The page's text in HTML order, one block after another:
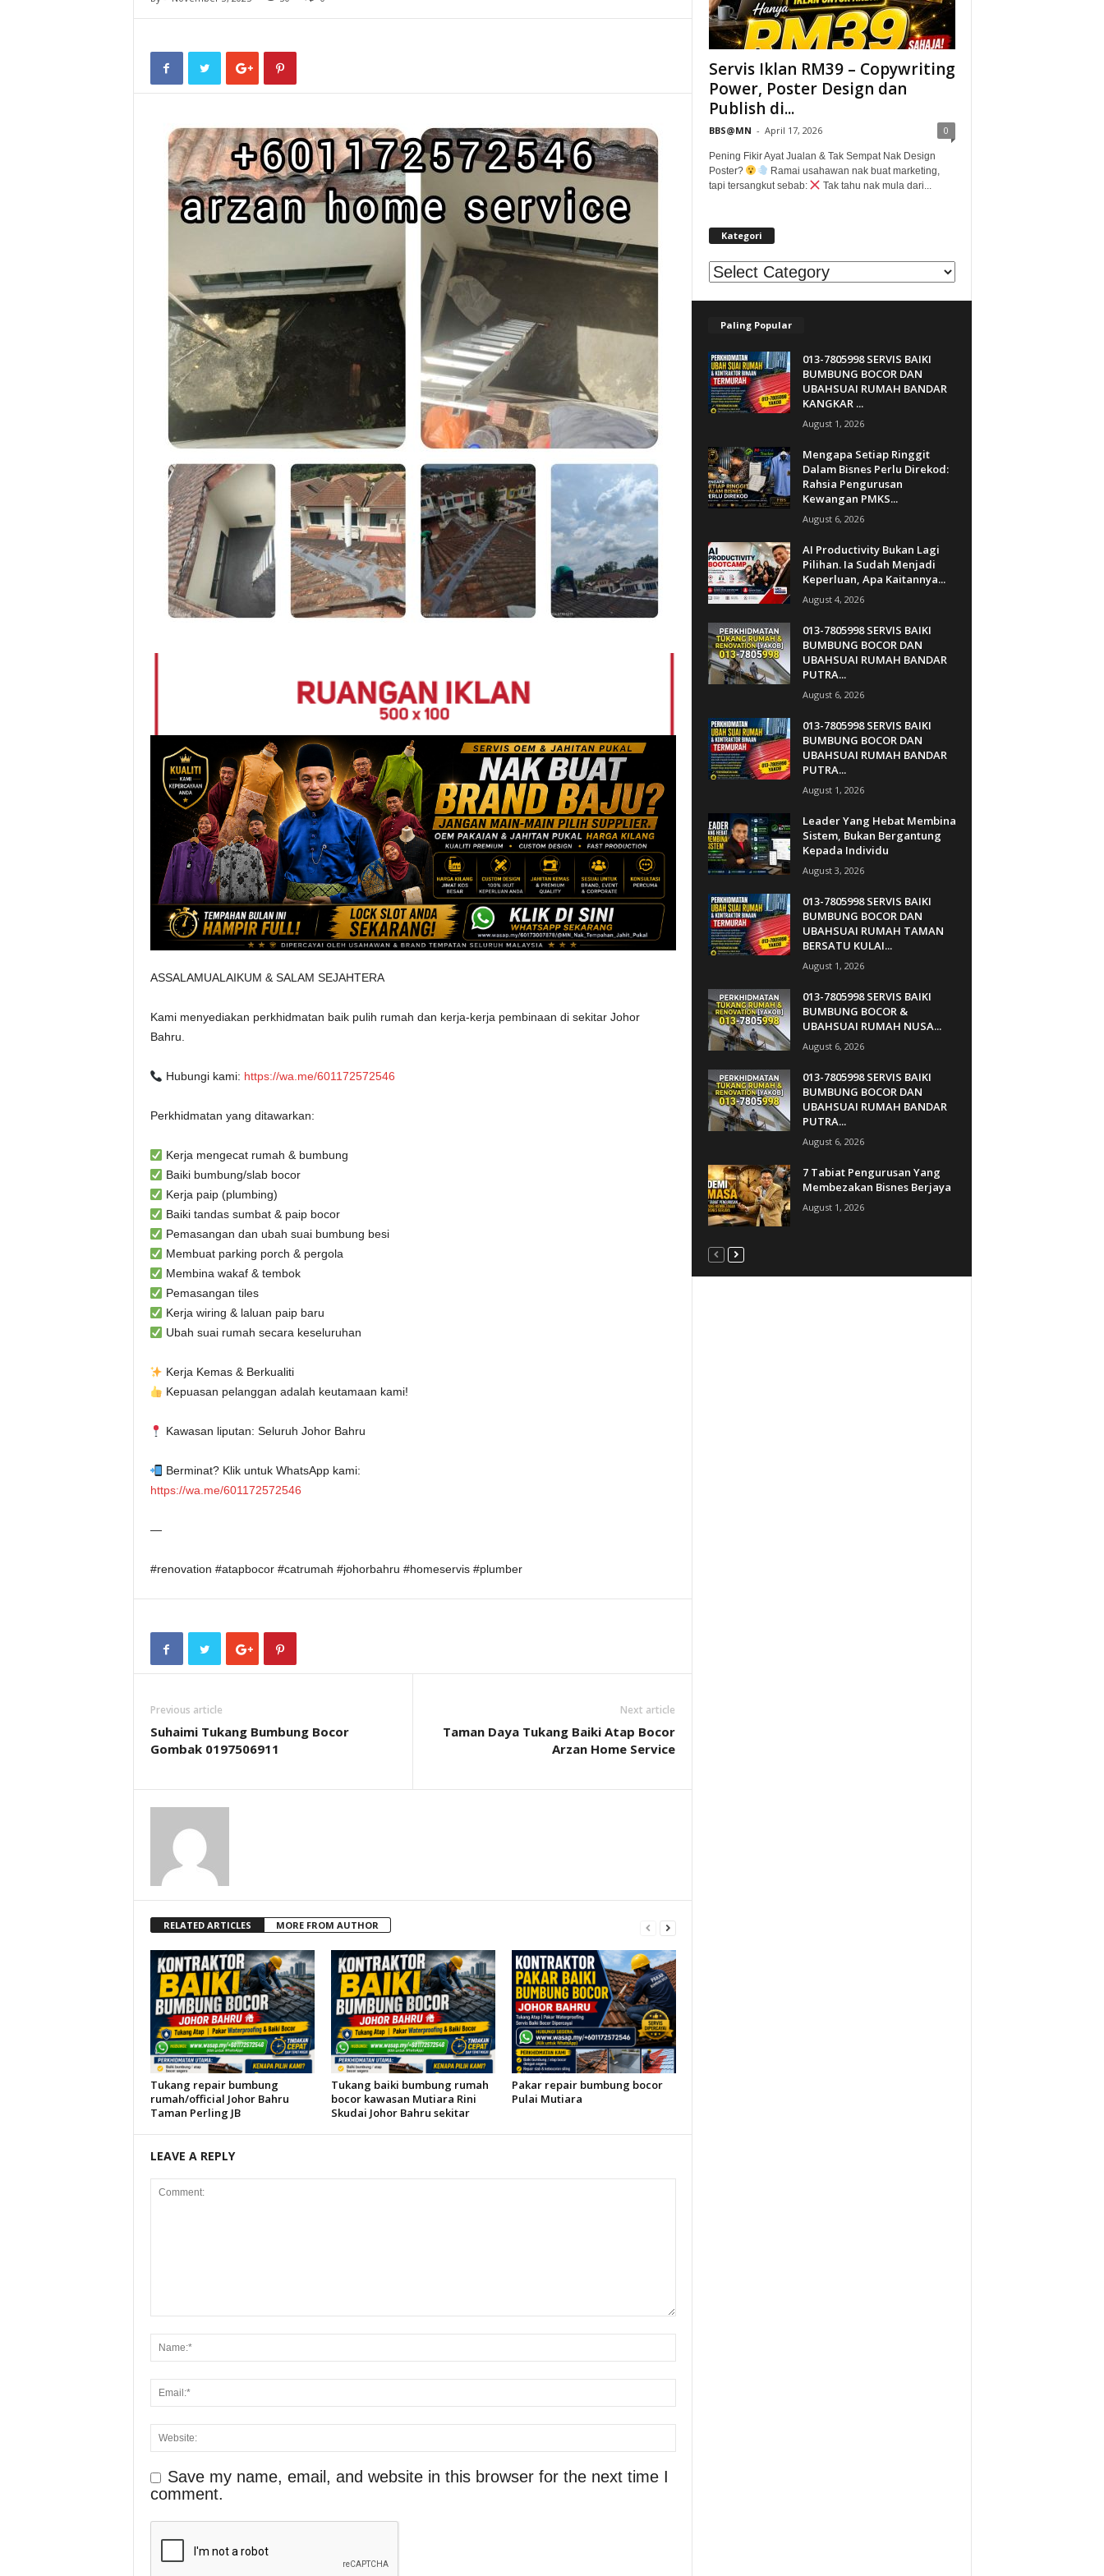
ASSALAMUALAIKUM & SALAM SEJAHTERA
Kami menyediakan perkhidmatan baik pulih rumah dan kerja-kerja pembinaan di sekitar Johor
Bahru.
Hubungi kami: https://wa.me/601172572546
Perkhidmatan yang ditawarkan:
Kerja mengecat rumah & bumbung
Baiki bumbung/slab bocor
Kerja paip (plumbing)
Baiki tandas sumbat & paip bocor
Pemasangan dan ubah suai bumbung besi
Membuat parking porch & pergola
Membina wakaf & tembok
Pemasangan tiles
Kerja wiring & laluan paip baru
Ubah suai rumah secara keseluruhan
Kerja Kemas & Berkualiti
Kepuasan pelanggan adalah keutamaan kami!
Kawasan liputan: Seluruh Johor Bahru
Berminat? Klik untuk WhatsApp kami:
https://wa.me/601172572546
—
#renovation #atapbocor #catrumah #johorbahru #homeservis #plumber
Previous article
Suhaimi Tukang Bumbung Bocor
Gombak 0197506911
Next article
Taman Daya Tukang Baiki Atap Bocor
Arzan Home Service
RELATED ARTICLES MORE FROM AUTHOR
Tukang repair bumbung
rumah/official Johor Bahru
Taman Perling JB
Tukang baiki bumbung rumah
bocor kawasan Mutiara Rini
Skudai Johor Bahru sekitar
Pakar repair bumbung bocor
Pulai Mutiara
LEAVE A REPLY
Save my name, email, and website in this browser for the next time I
comment.
Servis Iklan RM39 – Copywriting
Power, Poster Design dan
Publish di...
BBS@MN - April 17, 2026 0
Pening Fikir Ayat Jualan & Tak Sempat Nak Design
Poster?
Ramai usahawan nak buat marketing,
tapi tersangkut sebab:
Tak tahu nak mula dari...
Kategori
Kategori
Paling Popular
013-7805998 SERVIS BAIKI
BUMBUNG BOCOR DAN
UBAHSUAI RUMAH BANDAR
KANGKAR ...
August 1, 2026
Mengapa Setiap Ringgit
Dalam Bisnes Perlu Direkod:
Rahsia Pengurusan
Kewangan PMKS...
August 6, 2026
AI Productivity Bukan Lagi
Pilihan. Ia Sudah Menjadi
Keperluan, Apa Kaitannya...
August 4, 2026
013-7805998 SERVIS BAIKI
BUMBUNG BOCOR DAN
UBAHSUAI RUMAH BANDAR
PUTRA...
August 6, 2026
013-7805998 SERVIS BAIKI
BUMBUNG BOCOR DAN
UBAHSUAI RUMAH BANDAR
PUTRA...
August 1, 2026
Leader Yang Hebat Membina
Sistem, Bukan Bergantung
Kepada Individu
August 3, 2026
013-7805998 SERVIS BAIKI
BUMBUNG BOCOR DAN
UBAHSUAI RUMAH TAMAN
BERSATU KULAI...
August 1, 2026
013-7805998 SERVIS BAIKI
BUMBUNG BOCOR &
UBAHSUAI RUMAH NUSA...
August 6, 2026
013-7805998 SERVIS BAIKI
BUMBUNG BOCOR DAN
UBAHSUAI RUMAH BANDAR
PUTRA...
August 6, 2026
7 Tabiat Pengurusan Yang
Membezakan Bisnes Berjaya
August 1, 2026